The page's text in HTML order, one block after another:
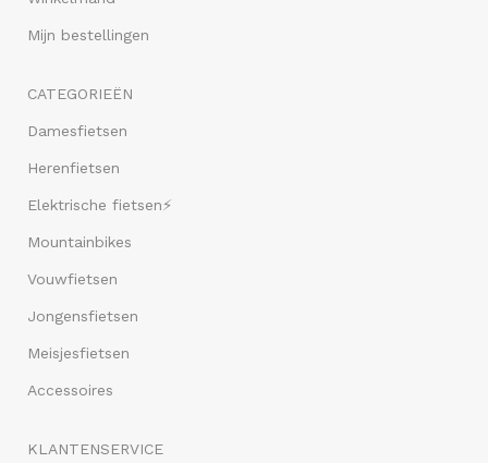
Mijn bestellingen
CATEGORIEËN
Damesfietsen
Herenfietsen
Elektrische fietsen⚡
Mountainbikes
Vouwfietsen
Jongensfietsen
Meisjesfietsen
Accessoires
KLANTENSERVICE